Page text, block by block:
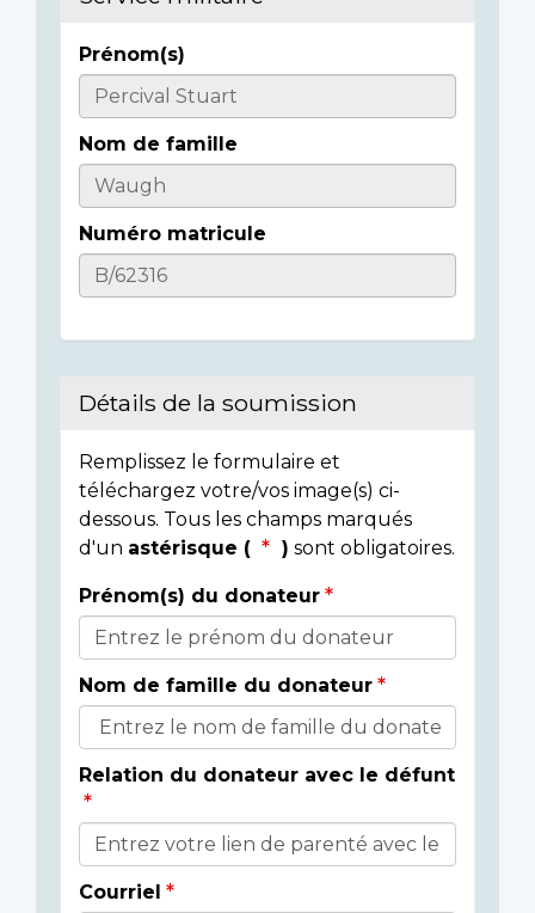
Informations
sur
l'individu
Prénom(s)
Nom de famille
Numéro matricule
Détails de la soumission
Remplissez le formulaire et
téléchargez votre/vos image(s) ci-
dessous. Tous les champs marqués
d'un astérisque ( ) sont obligatoires.
Détails
du
donateur
Prénom(s) du donateur
Nom de famille du donateur
Relation du donateur avec le défunt
Courriel